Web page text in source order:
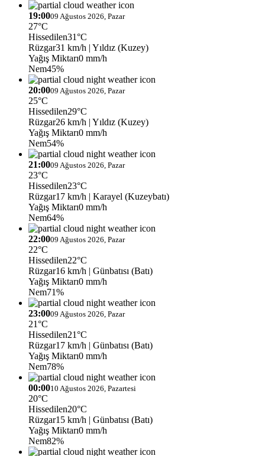
19:0009 Ağustos 2026, Pazar
27°C
Hissedilen31°C
Rüzgar31 km/h | Yıldız (Kuzey)
Yağış Miktarı0 mm/h
Nem45%
20:0009 Ağustos 2026, Pazar
25°C
Hissedilen29°C
Rüzgar26 km/h | Yıldız (Kuzey)
Yağış Miktarı0 mm/h
Nem54%
21:0009 Ağustos 2026, Pazar
23°C
Hissedilen23°C
Rüzgar17 km/h | Karayel (Kuzeybatı)
Yağış Miktarı0 mm/h
Nem64%
22:0009 Ağustos 2026, Pazar
22°C
Hissedilen22°C
Rüzgar16 km/h | Günbatısı (Batı)
Yağış Miktarı0 mm/h
Nem71%
23:0009 Ağustos 2026, Pazar
21°C
Hissedilen21°C
Rüzgar17 km/h | Günbatısı (Batı)
Yağış Miktarı0 mm/h
Nem78%
00:0010 Ağustos 2026, Pazartesi
20°C
Hissedilen20°C
Rüzgar15 km/h | Günbatısı (Batı)
Yağış Miktarı0 mm/h
Nem82%